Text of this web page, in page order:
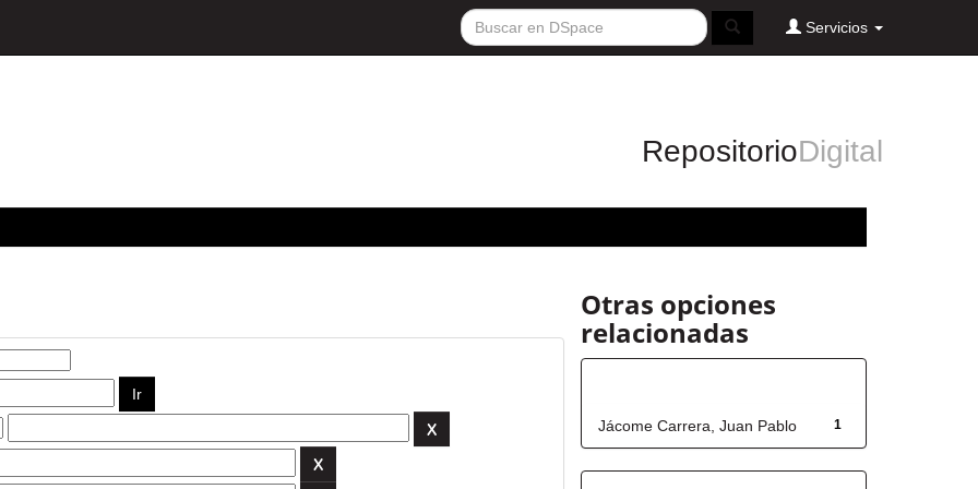
Servicios
RepositorioDigital
Otras opciones
relacionadas
1
Jácome Carrera, Juan Pablo